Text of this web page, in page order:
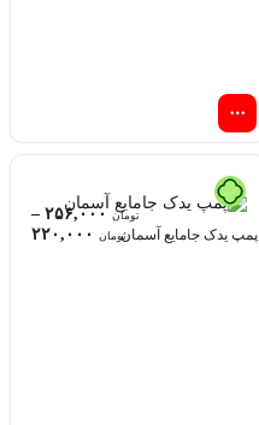
پمپ یدک جامایع آسمان
تومان ۲۵۶,۰۰۰ –
تومان